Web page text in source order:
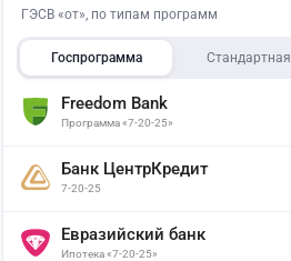
ГЭСВ «от», по типам программ
Госпрограмма Стандартная
Freedom Bank
Программа «7-20-25»
Банк ЦентрКредит
7-20-25
Евразийский банк
Ипотека «7-20-25»